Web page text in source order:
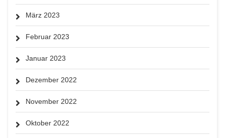
März 2023
Februar 2023
Januar 2023
Dezember 2022
November 2022
Oktober 2022